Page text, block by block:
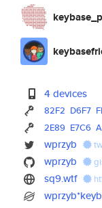
4 devices
82F2 D6F7
2E89 E7C6
wprzyb
wprzyb
sq9.wtf